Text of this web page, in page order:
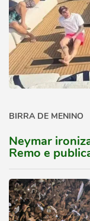
BIRRA DE MENINO
Neymar
Remo e